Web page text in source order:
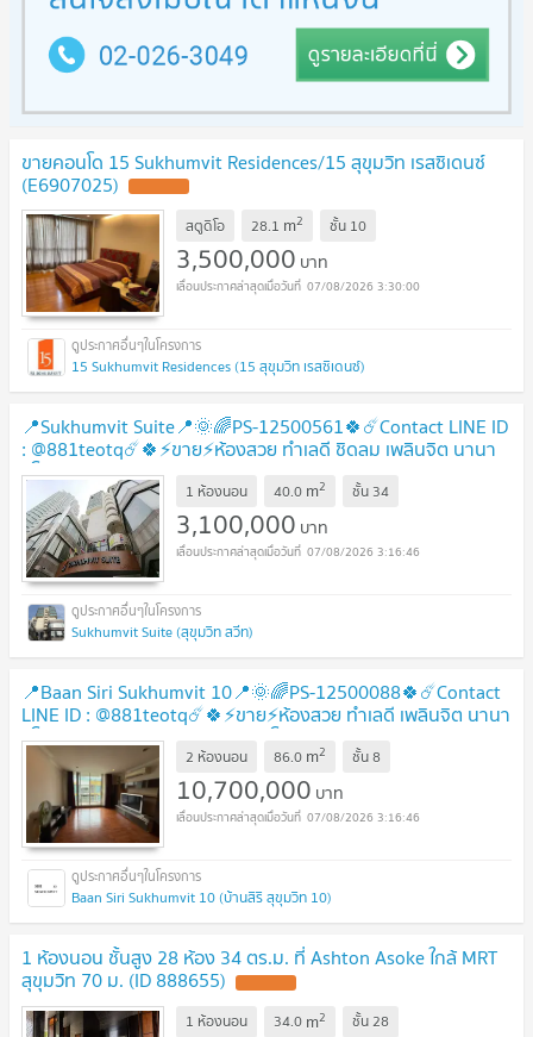
ขายคอนโด 15 Sukhumvit Residences/15 สุขุมวิท เรสซิเดนซ์
(E6907025)
สตูดิโอ 28.1 m2 ชั้น 10
3,500,000 บาท
07/08/2026 3:30:00
15 Sukhumvit Residences (15 สุขุมวิท เรสซิเดนซ์)
📍Sukhumvit Suite📍🌞🌈PS-12500561🍀☄️Contact LINE ID
: @881teotq☄️🍀⚡ขาย⚡ห้องสวย ทำเลดี ชิดลม เพลินจิต นานา
อโศก สุขุมวิท🚅BTS นานา
1 ห้องนอน 40.0 m2 ชั้น 34
3,100,000 บาท
07/08/2026 3:16:46
Sukhumvit Suite (สุขุมวิท สวีท)
📍Baan Siri Sukhumvit 10📍🌞🌈PS-12500088🍀☄️Contact
LINE ID : @881teotq☄️🍀⚡ขาย⚡ห้องสวย ทำเลดี เพลินจิต นานา
อโศก สุขุมวิท พร้อมพงษ์🚅BTS อโศก
2 ห้องนอน 86.0 m2 ชั้น8
10,700,000 บาท
07/08/2026 3:16:46
Baan Siri Sukhumvit 10 (บ้านสิริ สุขุมวิท 10)
1 ห้องนอน ชั้นสูง 28 ห้อง 34 ตร.ม. ที่ Ashton Asoke ใกล้ MRT
สุขุมวิท 70 ม. (ID 888655)
1 ห้องนอน 34.0 m2 ชั้น28